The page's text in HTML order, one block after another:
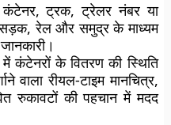
ट्रक, ट्रेलर नंबर या
रेल और समुद्र के माध्यम
कंटेनरों के वितरण की स्थिति
वाला रीयल-टाइम मानचित्र,
रुकावटों की पहचान में मदद